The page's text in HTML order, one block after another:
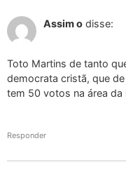
Assim o disse:
Toto Martins de tanto
democrata cristã, que
tem 50 votos na área da
Responder